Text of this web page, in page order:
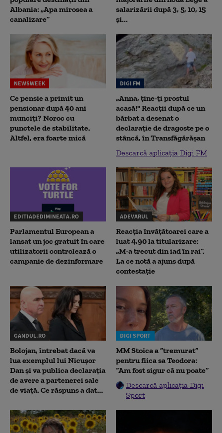
Albania: „Apa mirosea a
canalizare”
salarizării după 3, 5, 10, 15
și...
NEWSWEEK
Ce pensie a primit un
pensionar după 40 ani
munciți? Noroc cu
punctele de stabilitate.
Altfel, era foarte mică
DIGI FM
„Anna, ţine-ţi prostul
acasă!" Reacţii după ce un
bărbat a desenat o
declaraţie de dragoste pe o
stâncă, în Transfăgărăşan
Descarcă aplicația Digi FM
EDITIADEDIMINEATA.RO
Parlamentul European a
lansat un joc gratuit în care
utilizatorii controlează o
campanie de dezinformare
ADEVARUL
Reacția învățătoarei care a
luat 4,90 la titularizare:
„M-a trecut din iad în rai”.
La ce notă a ajuns după
contestație
GANDUL.RO
Bolojan, întrebat dacă va
lua exemplul lui Nicușor
Dan și va publica declarația
de avere a partenerei sale
de viață. Ce răspuns a dat...
DIGI SPORT
MM Stoica a ”tremurat”
pentru fiica sa Teodora:
”Am fost sigur că nu poate”
Descarcă aplicația Digi
Sport